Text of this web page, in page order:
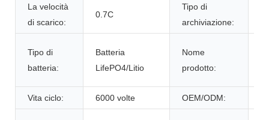
La velocità
di scarico:
0.7C
Tipo di
archiviazione:
Tipo di
batteria:
Batteria
LifePO4/Litio
Nome
prodotto:
Vita ciclo: 6000 volte OEM/ODM: